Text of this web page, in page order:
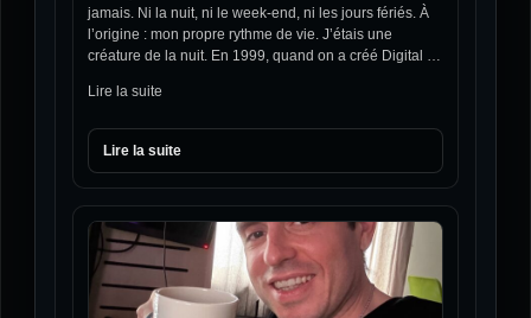
jamais. Ni la nuit, ni le week-end, ni les jours fériés. À
l’origine : mon propre rythme de vie. J’étais une
créature de la nuit. En 1999, quand on a créé Digital …
Lire la suite
Lire la suite